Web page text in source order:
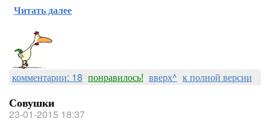
Читать далее
комментарии: 18 понравилось! вверх^ к полной версии
Совушки
23-01-2015 18:37